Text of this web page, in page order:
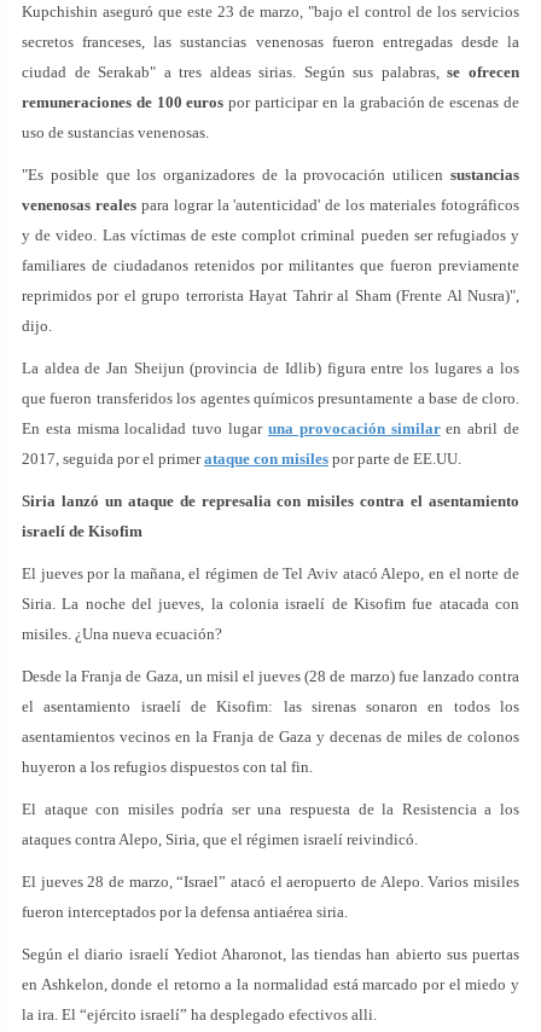
Kupchishin aseguró que este 23 de marzo, "bajo el control de los servicios
secretos franceses, las sustancias venenosas fueron entregadas desde la
ciudad de Serakab" a tres aldeas sirias. Según sus palabras,se ofrecen
remuneraciones de 100 euros por participar en la grabación de escenas de
uso de sustancias venenosas.
"Es posible que los organizadores de la provocación utilicen sustancias
venenosas realespara lograr la 'autenticidad' de los materiales fotográficos
y de video. Las víctimas de este complot criminal pueden ser refugiados y
familiares de ciudadanos retenidos por militantes que fueron previamente
reprimidos por el grupo terrorista Hayat Tahrir al Sham (Frente Al Nusra)",
dijo.
La aldea de Jan Sheijun (provincia de Idlib) figura entre los lugares a los
que fueron transferidos los agentes químicos presuntamente a base de cloro.
En esta misma localidad tuvo lugar una provocación similaren abril de
2017, seguida por el primerataque con misiles por parte de EE.UU.
Siria lanzó un ataque de represalia con misiles contra el asentamiento
israelí de Kisofim
El jueves por la mañana, el régimen de Tel Aviv atacó Alepo, en el norte de
Siria. La noche del jueves, la colonia israelí de Kisofim fue atacada con
misiles. ¿Una nueva ecuación?
Desde la Franja de Gaza, un misil el jueves (28 de marzo) fue lanzado contra
el asentamiento israelí de Kisofim: las sirenas sonaron en todos los
asentamientos vecinos en la Franja de Gaza y decenas de miles de colonos
huyeron a los refugios dispuestos con tal fin.
El ataque con misiles podría ser una respuesta de la Resistencia a los
ataques contra Alepo, Siria, que el régimen israelí reivindicó.
El jueves 28 de marzo, “Israel” atacó el aeropuerto de Alepo. Varios misiles
fueron interceptados por la defensa antiaérea siria.
Según el diario israelí Yediot Aharonot, las tiendas han abierto sus puertas
en Ashkelon, donde el retorno a la normalidad está marcado por el miedo y
la ira. El “ejército israelí” ha desplegado efectivos alli.